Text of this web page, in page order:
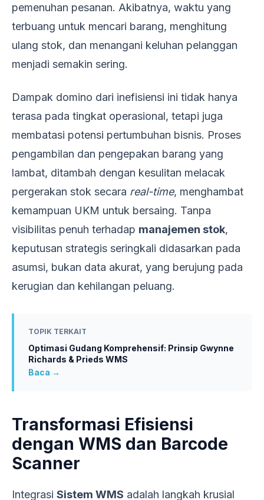
pemenuhan pesanan. Akibatnya, waktu yang
terbuang untuk mencari barang, menghitung
ulang stok, dan menangani keluhan pelanggan
menjadi semakin sering.
Dampak domino dari inefisiensi ini tidak hanya
terasa pada tingkat operasional, tetapi juga
membatasi potensi pertumbuhan bisnis. Proses
pengambilan dan pengepakan barang yang
lambat, ditambah dengan kesulitan melacak
pergerakan stok secara real-time, menghambat
kemampuan UKM untuk bersaing. Tanpa
visibilitas penuh terhadap manajemen stok,
keputusan strategis seringkali didasarkan pada
asumsi, bukan data akurat, yang berujung pada
kerugian dan kehilangan peluang.
TOPIK TERKAIT
Optimasi Gudang Komprehensif: Prinsip Gwynne
Richards & Prieds WMS
Baca →
Transformasi Efisiensi
dengan WMS dan Barcode
Scanner
Integrasi Sistem WMS adalah langkah krusial